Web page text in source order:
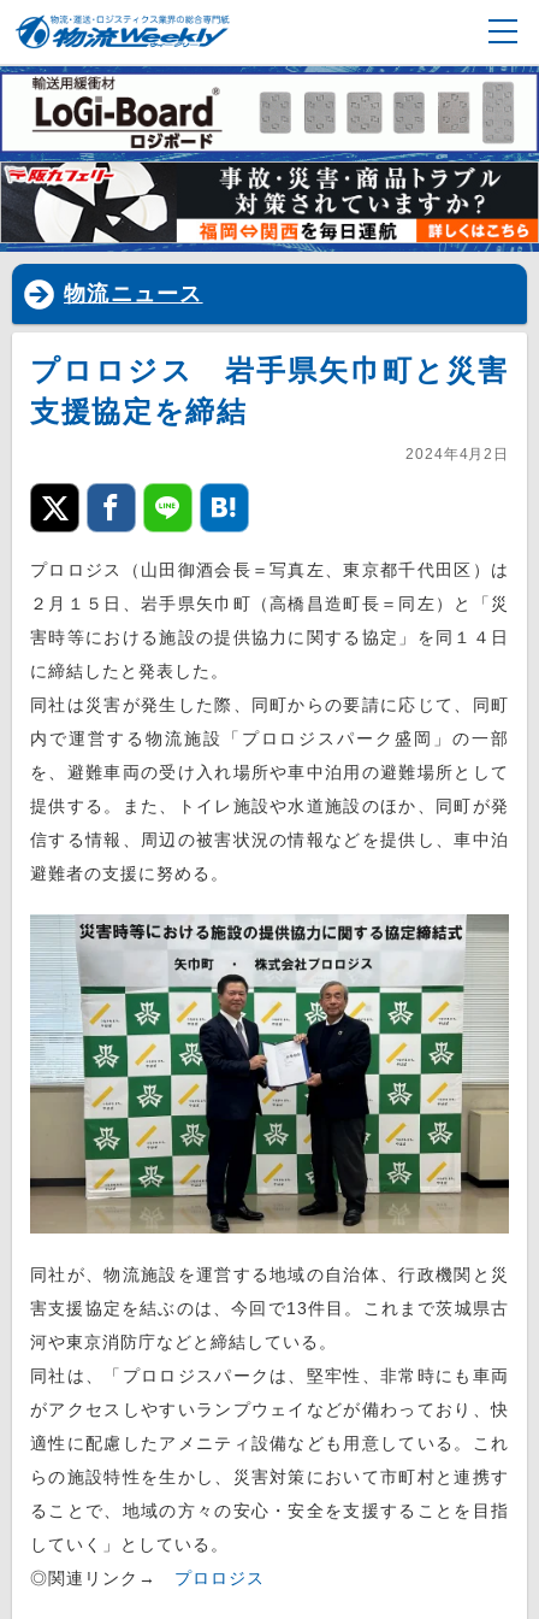
物流ニュース
プロロジス 岩手県矢巾町と災害
支援協定を締結
2024年4月2日
プロロジス（山田御酒会長＝写真左、東京都千代田区）は
２月１５日、岩手県矢巾町（高橋昌造町長＝同左）と「災
害時等における施設の提供協力に関する協定」を同１４日
に締結したと発表した。
同社は災害が発生した際、同町からの要請に応じて、同町
内で運営する物流施設「プロロジスパーク盛岡」の一部
を、避難車両の受け入れ場所や車中泊用の避難場所として
提供する。また、トイレ施設や水道施設のほか、同町が発
信する情報、周辺の被害状況の情報などを提供し、車中泊
避難者の支援に努める。
同社が、物流施設を運営する地域の自治体、行政機関と災
害支援協定を結ぶのは、今回で13件目。これまで茨城県古
河や東京消防庁などと締結している。
同社は、「プロロジスパークは、堅牢性、非常時にも車両
がアクセスしやすいランプウェイなどが備わっており、快
適性に配慮したアメニティ設備なども用意している。これ
らの施設特性を生かし、災害対策において市町村と連携す
ることで、地域の方々の安心・安全を支援することを目指
していく」としている。
◎関連リンク→ プロロジス